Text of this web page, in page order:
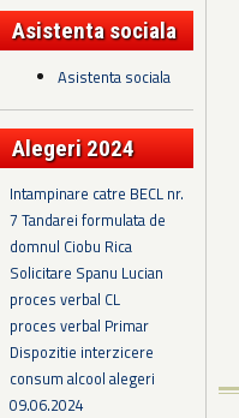
Asistenta sociala
Asistenta sociala
Alegeri 2024
Intampinare catre BECL nr.
7 Tandarei formulata de
domnul Ciobu Rica
Solicitare Spanu Lucian
proces verbal CL
proces verbal Primar
Dispozitie interzicere
consum alcool alegeri
09.06.2024